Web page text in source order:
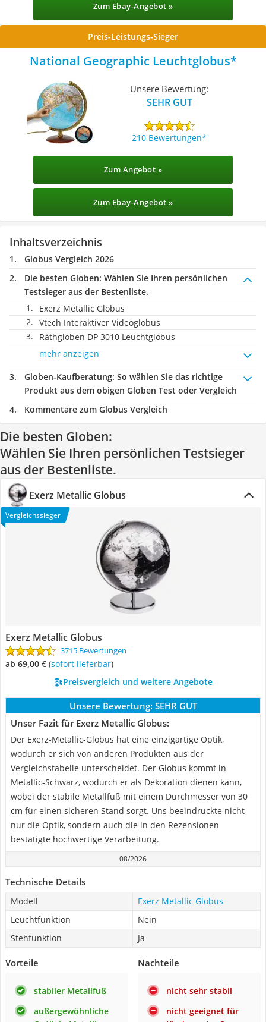
Zum Ebay-Angebot »
Preis-Leistungs-Sieger
National Geographic Leuchtglobus
Unsere Bewertung:
SEHR GUT
210 Bewertungen
Zum Angebot »
Zum Ebay-Angebot »
Inhaltsverzeichnis
Globus Vergleich 2026
Die besten Globen: Wählen Sie Ihren persönlichen
Testsieger aus der Bestenliste.
Exerz Metallic Globus
Vtech Interaktiver Videoglobus
Räthgloben DP 3010 Leuchtglobus
mehr anzeigen
Globen-Kaufberatung: So wählen Sie das richtige
Produkt aus dem obigen Globen Test oder Vergleich
Kommentare zum Globus Vergleich
Die besten Globen:
Wählen Sie Ihren persönlichen Testsieger
aus der Bestenliste.
Exerz Metallic Globus
Vergleichssieger
Exerz Metallic Globus
3715 Bewertungen
ab 69,00 € ( Sofort lieferbar)
Preisvergleich und weitere Angebote
Unsere Bewertung: SEHR GUT
Unser Fazit für Exerz Metallic Globus:
Der Exerz-Metallic-Globus hat eine einzigartige Optik,
wodurch er sich von anderen Produkten aus der
Vergleichstabelle unterscheidet. Der Globus kommt in
Metallic-Schwarz, wodurch er als Dekoration dienen kann,
wobei der stabile Metallfuß mit einem Durchmesser von 30
cm für einen sicheren Stand sorgt. Uns beeindruckte nicht
nur die Optik, sondern auch die in den Rezensionen
bestätigte hochwertige Verarbeitung.
08/2026
Technische Details
Modell
Exerz Metallic Globus
Leuchtfunktion
Nein
Stehfunktion
Ja
Vorteile
stabiler Metallfuß
außergewöhnliche
Nachteile
nicht sehr stabil
nicht geeignet für